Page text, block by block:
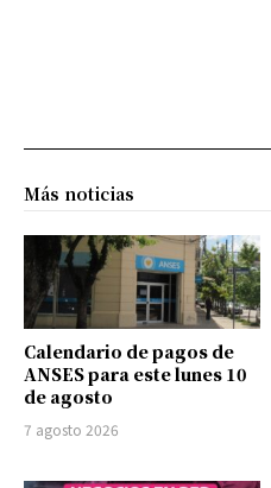
Más noticias
Calendario de pagos de
ANSES para este lunes 10
de agosto
7 agosto 2026